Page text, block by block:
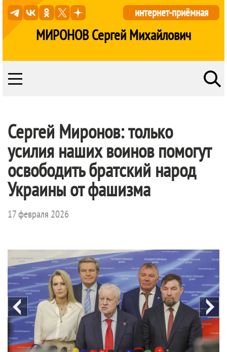
МИРОНОВ Сергей Михайлович
интернет-приёмная
Сергей Миронов: только
усилия наших воинов помогут
освободить братский народ
Украины от фашизма
17 февраля 2026